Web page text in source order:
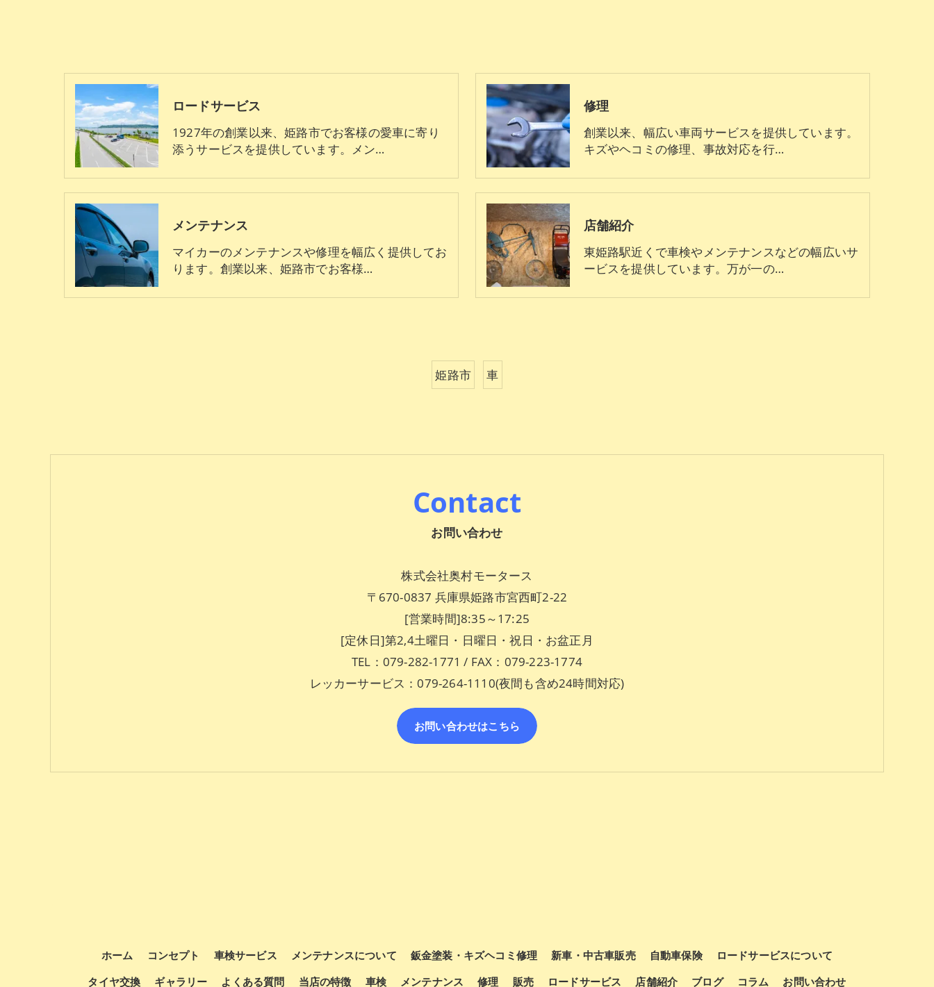
ロードサービス
1927年の創業以来、姫路市でお客様の愛車に寄り
添うサービスを提供しています。メン…
修理
創業以来、幅広い車両サービスを提供しています。
キズやヘコミの修理、事故対応を行…
メンテナンス
マイカーのメンテナンスや修理を幅広く提供してお
ります。創業以来、姫路市でお客様…
店舗紹介
東姫路駅近くで車検やメンテナンスなどの幅広いサ
ービスを提供しています。万が一の…
姫路市 車
お問い合わせ
Contact
株式会社奥村モータース
〒670-0837 兵庫県姫路市宮西町2-22
[営業時間]8:35～17:25
[定休日]第2,4土曜日・日曜日・祝日・お盆正月
TEL：079-282-1771 / FAX：079-223-1774
レッカーサービス：079-264-1110(夜間も含め24時間対応)
お問い合わせはこちら
ホーム コンセプト 車検サービス メンテナンスについて 鈑金塗装・キズヘコミ修理 新車・中古車販売 自動車保険
ロードサービスについて
タイヤ交換
ギャラリー よくある質問 当店の特徴 車検 メンテナンス 修理 販売 ロードサービス 店舗紹介 ブログ コラム お問い合わせ